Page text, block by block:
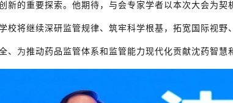
的重要探索。他期待，与会专家学者以本次大会为
校将继续深研监管规律、筑牢科学根基，拓宽国际视
、 为推动药品监管体系和监管能力现代化贡献沈药智慧